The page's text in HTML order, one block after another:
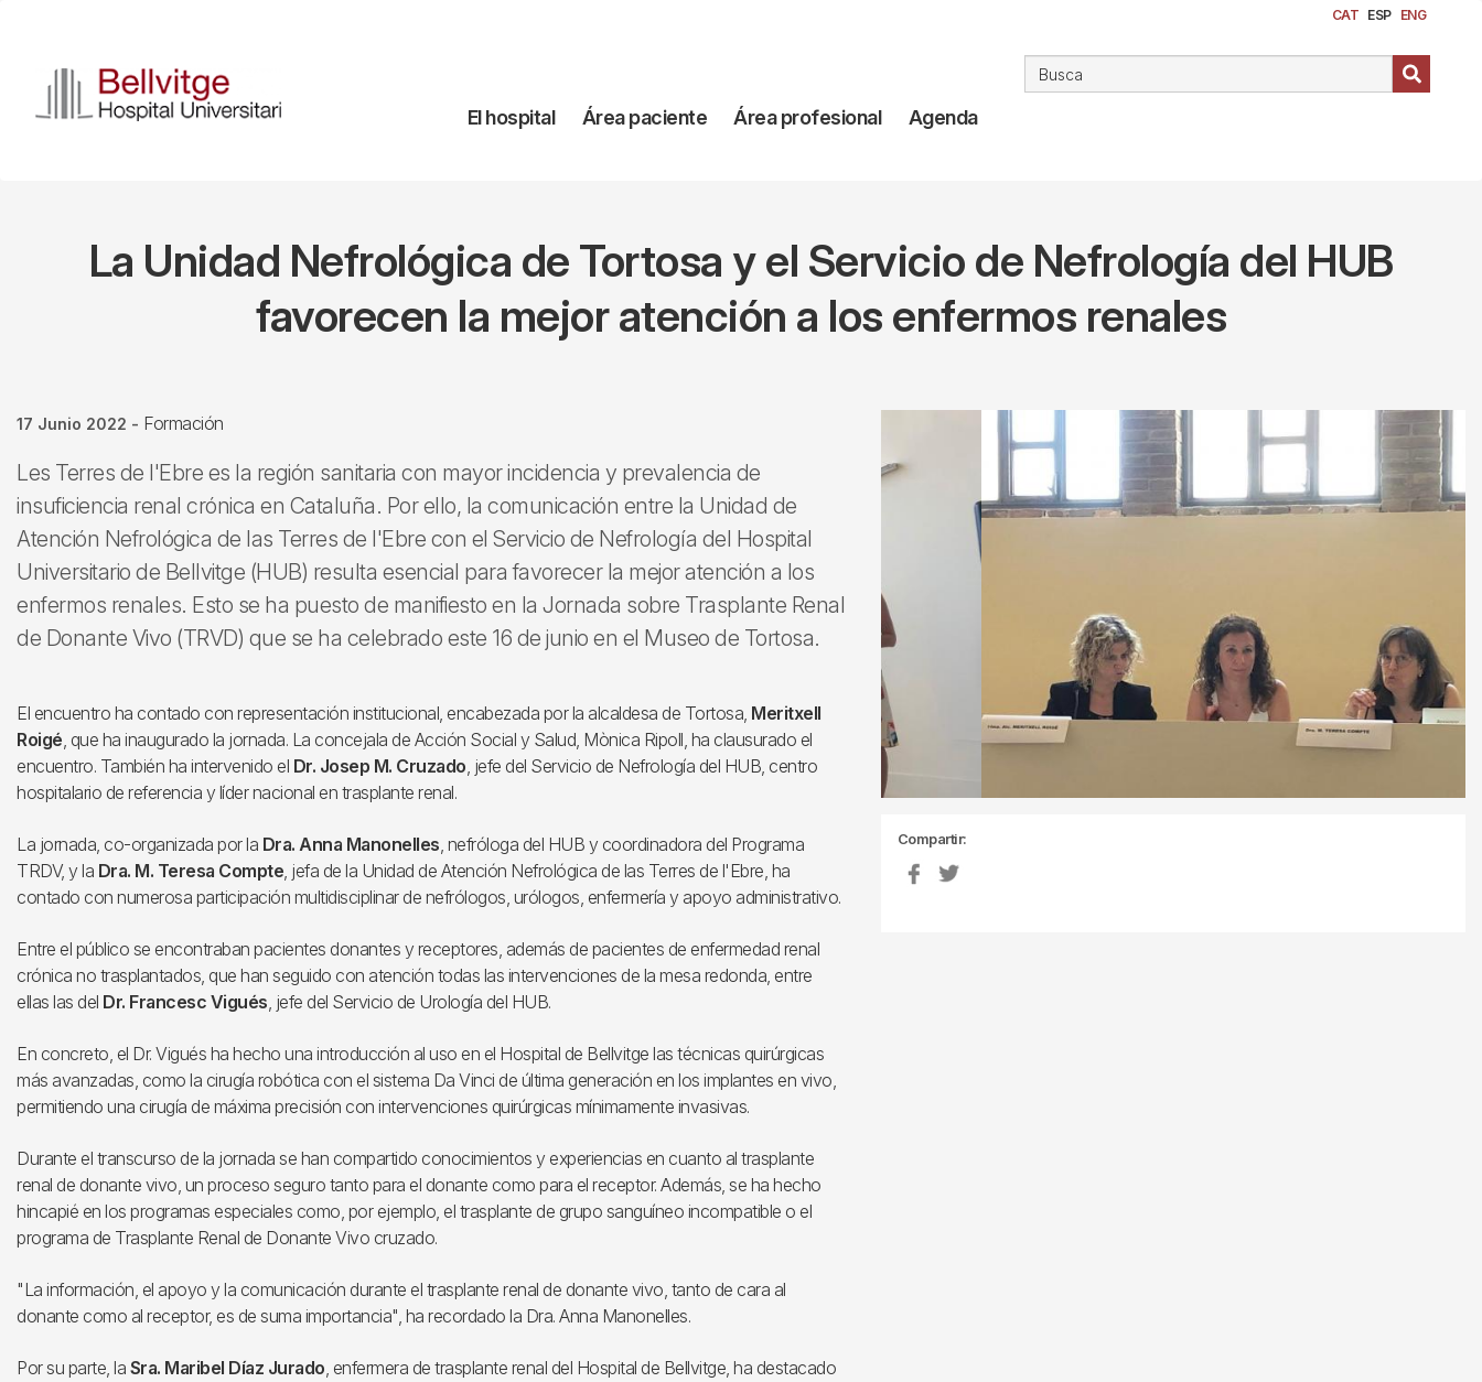
contenido
principal
CAT ESP ENG
Navegación
El hospital Área paciente Área profesional Agenda
La Unidad Nefrológica de Tortosa y el Servicio de Nefrología del HUB
favorecen la mejor atención a los enfermos renales
17 Junio 2022 - Formación
Les Terres de l'Ebre es la región sanitaria con mayor incidencia y prevalencia de
insuficiencia renal crónica en Cataluña. Por ello, la comunicación entre la Unidad de
Atención Nefrológica de las Terres de l'Ebre con el Servicio de Nefrología del Hospital
Universitario de Bellvitge (HUB) resulta esencial para favorecer la mejor atención a los
enfermos renales. Esto se ha puesto de manifiesto en la Jornada sobre Trasplante Renal
de Donante Vivo (TRVD) que se ha celebrado este 16 de junio en el Museo de Tortosa.
El encuentro ha contado con representación institucional, encabezada por la alcaldesa de Tortosa, Meritxell
Roigé, que ha inaugurado la jornada. La concejala de Acción Social y Salud, Mònica Ripoll, ha clausurado el
encuentro. También ha intervenido el Dr. Josep M. Cruzado, jefe del Servicio de Nefrología del HUB, centro
hospitalario de referencia y líder nacional en trasplante renal.
La jornada, co-organizada por la Dra. Anna Manonelles, nefróloga del HUB y coordinadora del Programa
TRDV, y la Dra. M. Teresa Compte, jefa de la Unidad de Atención Nefrológica de las Terres de l'Ebre, ha
contado con numerosa participación multidisciplinar de nefrólogos, urólogos, enfermería y apoyo administrativo.
Entre el público se encontraban pacientes donantes y receptores, además de pacientes de enfermedad renal
crónica no trasplantados, que han seguido con atención todas las intervenciones de la mesa redonda, entre
ellas las del Dr. Francesc Vigués, jefe del Servicio de Urología del HUB.
En concreto, el Dr. Vigués ha hecho una introducción al uso en el Hospital de Bellvitge las técnicas quirúrgicas
más avanzadas, como la cirugía robótica con el sistema Da Vinci de última generación en los implantes en vivo,
permitiendo una cirugía de máxima precisión con intervenciones quirúrgicas mínimamente invasivas.
Durante el transcurso de la jornada se han compartido conocimientos y experiencias en cuanto al trasplante
renal de donante vivo, un proceso seguro tanto para el donante como para el receptor. Además, se ha hecho
hincapié en los programas especiales como, por ejemplo, el trasplante de grupo sanguíneo incompatible o el
programa de Trasplante Renal de Donante Vivo cruzado.
"La información, el apoyo y la comunicación durante el trasplante renal de donante vivo, tanto de cara al
donante como al receptor, es de suma importancia", ha recordado la Dra. Anna Manonelles.
Por su parte, la Sra. Maribel Díaz Jurado, enfermera de trasplante renal del Hospital de Bellvitge, ha destacado
Compartir: